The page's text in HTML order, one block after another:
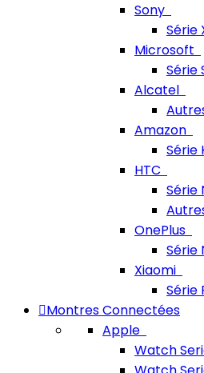
Sony
Série
Microsoft
Série
Alcatel
Amazon
Série
HTC
Série
OnePlus
Série
Xiaomi
Série
Montres Connectées
Apple
Watch